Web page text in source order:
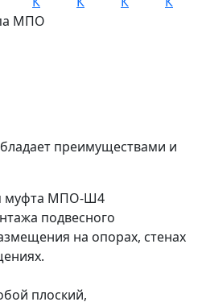
МПО
преимуществами и
муфта МПО-Ш4
подвесного
на опорах, стенах
плоский,